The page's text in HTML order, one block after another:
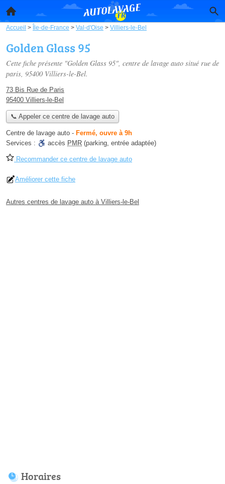
Accueil > Île-de-France > Val-d'Oise > Villiers-le-Bel
Golden Glass 95
Cette fiche présente "Golden Glass 95", centre de lavage auto situé rue de
paris, 95400 Villiers-le-Bel.
73 Bis Rue de Paris
95400 Villiers-le-Bel
📞 Appeler ce centre de lavage auto
Centre de lavage auto - Fermé, ouvre à 9h
Services :
accès PMR (parking, entrée adaptée)
Recommander ce centre de lavage auto
Améliorer cette fiche
Autres centres de lavage auto à Villiers-le-Bel
Horaires